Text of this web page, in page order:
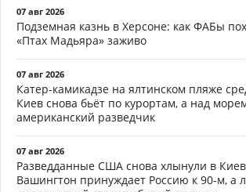
07 авг 2026
Подземная казнь в Херсоне: как ФАБы
«Птах Мадьяра» заживо
07 авг 2026
Катер-камикадзе на ялтинском пляже
Киев снова бьёт по курортам, а над
американский разведчик
07 авг 2026
Разведданные США снова хлынули в
Вашингтон принуждает Россию к 90-м, а